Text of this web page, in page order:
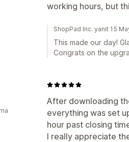
working hours, but
ShopPad Inc. yanıt 15
This made our day!
Congrats on the
After downloading
everything was set
hour past closing
I really appreciate